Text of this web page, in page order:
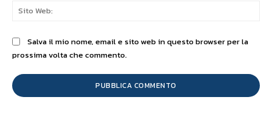
Salva il mio nome, email e sito web in questo browser per la
prossima volta che commento.